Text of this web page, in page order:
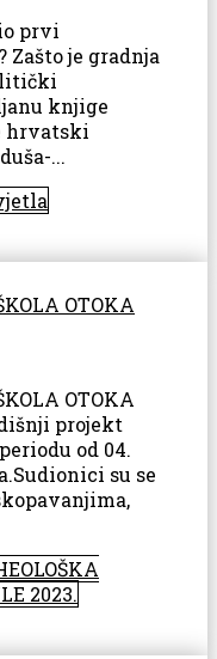
prvi
je gradnja
knjige
hrvatski
...
OTOKA
OTOKA
projekt
od 04.
su se
2023.